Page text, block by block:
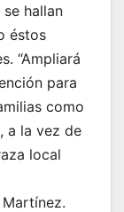
hallan
éstos
“Ampliará
para
como
a la vez de
local